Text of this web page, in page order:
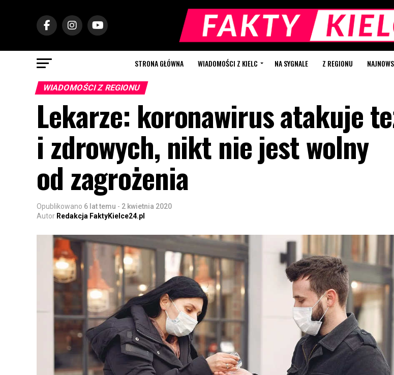
STRONA GŁÓWNA WIADOMOŚCI Z KIELC NA SYGNALE Z REGIONU
WIADOMOŚCI Z REGIONU
Lekarze: koronawirus atakuje
i zdrowych, nikt nie jest wolny
od zagrożenia
Opublikowano 6 lat temu - 2 kwietnia 2020
Autor Redakcja FaktyKielce24.pl